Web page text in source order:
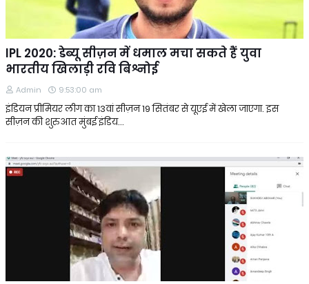
IPL 2020: डेब्यू सीज़न में धमाल मचा सकते हैं युवा
भारतीय खिलाड़ी रवि बिश्नोई
Admin 9:53:00 am
इंडियन प्रीमियर लीग का 13वां सीज़न 19 सितंबर से यूएई में खेला जाएगा. इस
सीज़न की शुरुआत मुंबई इंडिय…